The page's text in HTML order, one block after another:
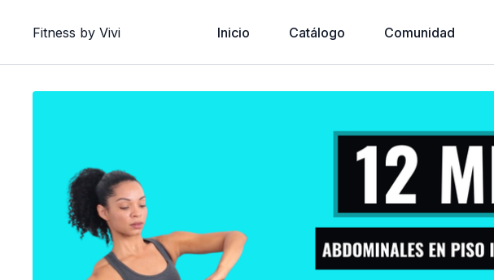
Fitness by Vivi Inicio Catálogo Comunidad